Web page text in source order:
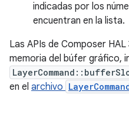
indicadas por los
encuentran en la lista.
Las APIs de Composer
memoria del búfer gráfico,
en el archivo